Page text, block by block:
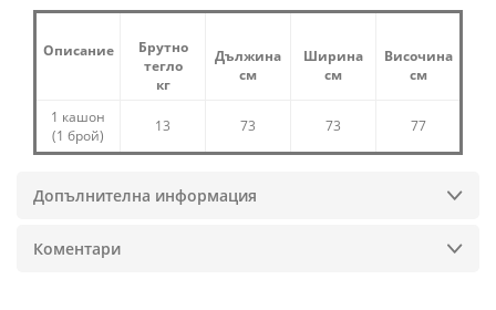
Описание
Брутно
тегло
кг
Дължина
см
Ширина
см
Височина
см
1 кашон
(1 брой)
13 73 73 77
Допълнителна информация
Коментари